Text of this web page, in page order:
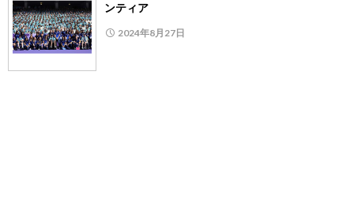
ンティア
2024年8月27日